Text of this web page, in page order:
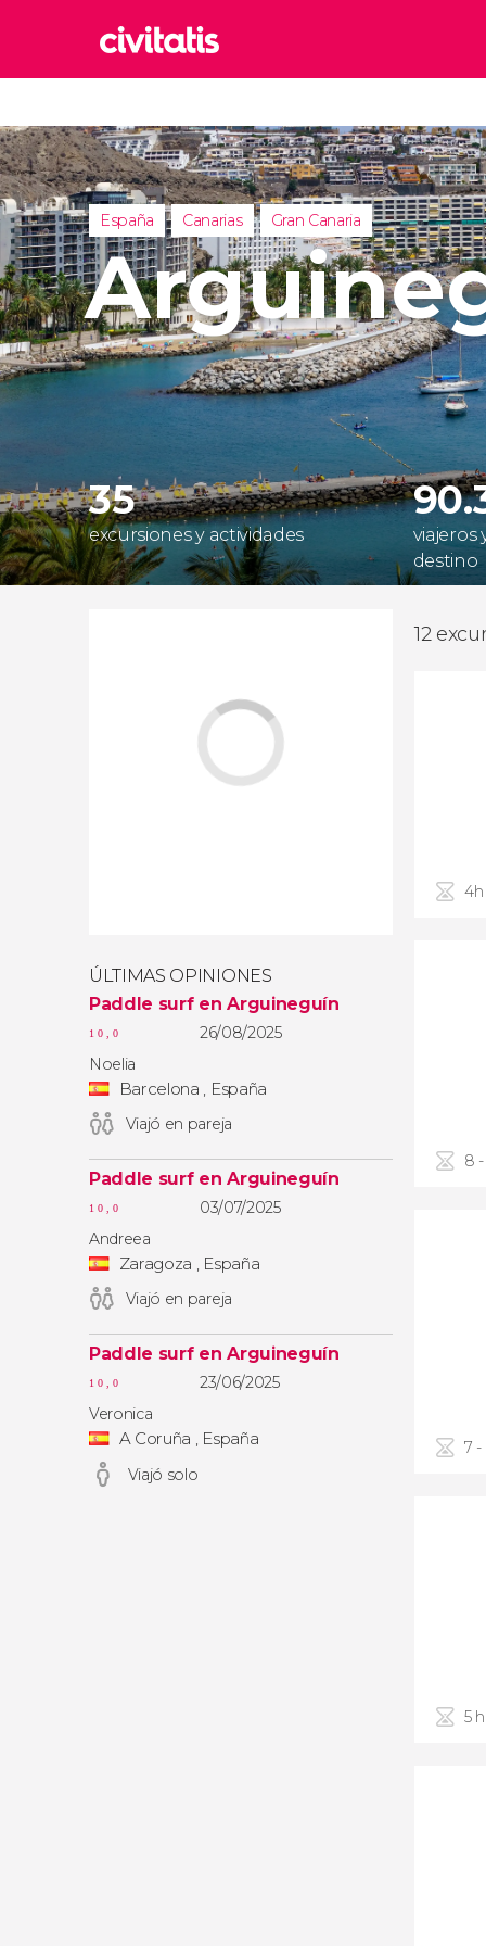
Italia
Reino
Reino
Turquía
España Canarias Gran Canaria
35
excursiones y actividades
viajeros
destino
ÚLTIMAS OPINIONES
Paddle surf en Arguineguín
10,0
26/08/2025
Noelia
Barcelona , España
Viajó en pareja
Paddle surf en Arguineguín
10,0
03/07/2025
Andreea
Zaragoza , España
Viajó en pareja
Paddle surf en Arguineguín
10,0
23/06/2025
Veronica
A Coruña , España
Viajó solo
12
8
7 -
5